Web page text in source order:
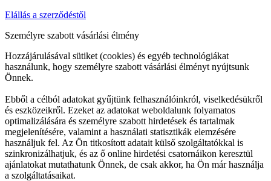
Elállás a szerződéstől
Személyre szabott vásárlási élmény
Hozzájárulásával sütiket (cookies) és egyéb technológiákat
használunk, hogy személyre szabott vásárlási élményt nyújtsunk
Önnek.
Ebből a célból adatokat gyűjtünk felhasználóinkról, viselkedésükről
és eszközeikről. Ezeket az adatokat weboldalunk folyamatos
optimalizálására és személyre szabott hirdetések és tartalmak
megjelenítésére, valamint a használati statisztikák elemzésére
használjuk fel. Az Ön titkosított adatait külső szolgáltatókkal is
szinkronizálhatjuk, és az ő online hirdetési csatornáikon keresztül
ajánlatokat mutathatunk Önnek, de csak akkor, ha Ön már használja
a szolgáltatásaikat.